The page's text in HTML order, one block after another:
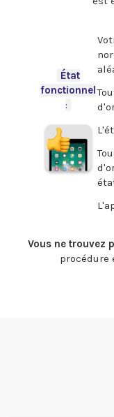
État
fonctionnel
:
Vous ne trouvez
procédure